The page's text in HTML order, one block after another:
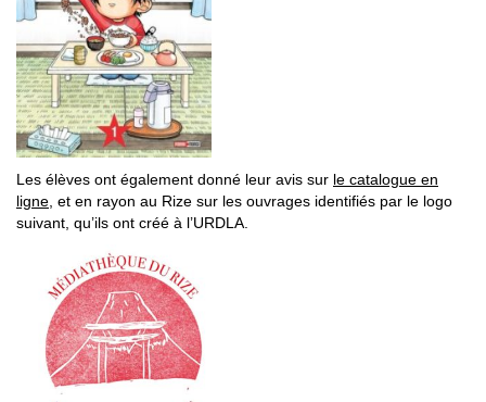
Les élèves ont également donné leur avis sur le catalogue en
ligne , et en rayon au Rize sur les ouvrages identifiés par le logo
suivant, qu’ils ont créé à l’URDLA.